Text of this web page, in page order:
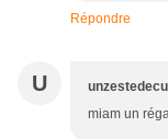
Répondre
U
miam un